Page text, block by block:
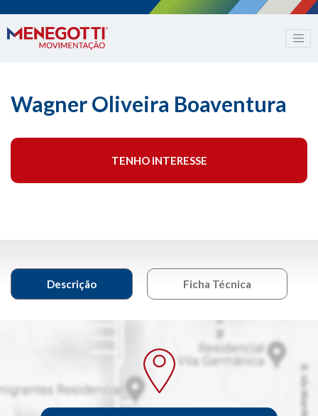
Wagner Oliveira Boaventura
TENHO INTERESSE
Descrição Ficha Técnica